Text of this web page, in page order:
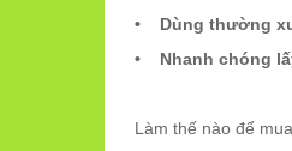
• Dùng thường
• Nhanh chóng
Làm thế nào để